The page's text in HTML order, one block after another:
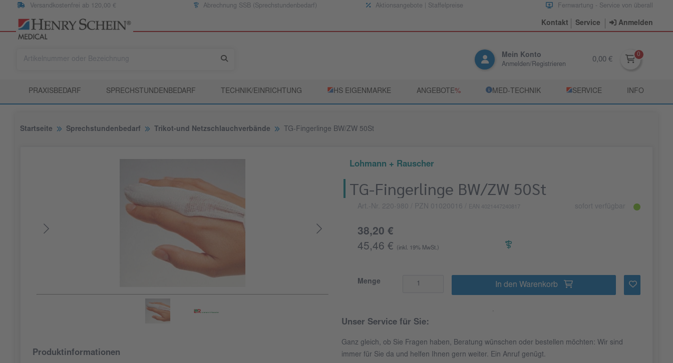
Versandkostenfrei ab 120,00 € Abrechnung SSB (Sprechstundenbedarf) Aktionsangebote | Staffelpreise Fernwartung - Service von überall
Kontakt Service Anmelden
Mein Konto
Anmelden/Registrieren
0,00 €
PRAXISBEDARF SPRECHSTUNDENBEDARF TECHNIK/EINRICHTUNG ­HS EIGENMARKE ANGEBOTE­% ­MED‑TECHNIK ­SERVICE INFO
Startseite Sprechstundenbedarf Trikot-und Netzschlauchverbände TG-Fingerlinge BW/ZW 50St
Produktinformationen
Lohmann + Rauscher
TG-Fingerlinge BW/ZW 50St
Art.-Nr. 220-980 / PZN 01020016 EAN 4021447240817 sofort verfügbar
38,20 €
45,46 €
(inkl. 19% MwSt.)
Menge In den Warenkorb
Unser Service für Sie:
Ganz gleich, ob Sie Fragen haben, Beratung wünschen oder bestellen möchten: Wir sind
immer für Sie da und helfen Ihnen gern weiter. Ein Anruf genügt.